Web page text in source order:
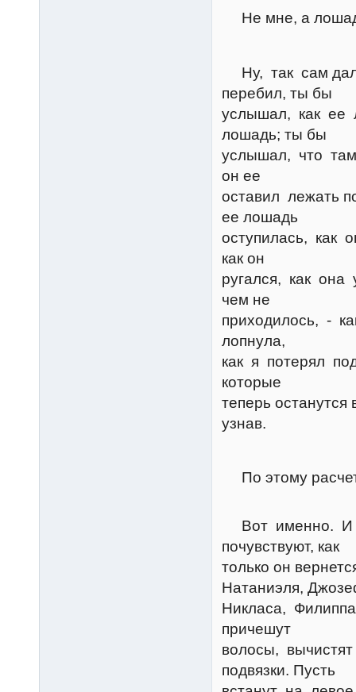
Не мне, а
Ну, так сам
перебил, ты бы
услышал, как ее
лошадь; ты бы
услышал, что там
он ее
оставил лежать
ее лошадь
оступилась, как
как он
ругался, как она
чем не
приходилось, -
лопнула,
как я потерял
которые
теперь останутся
узнав.
По этому
Вот именно. И
почувствуют, как
только он
Натаниэля,
Никласа,
причешут
волосы,
подвязки. Пусть